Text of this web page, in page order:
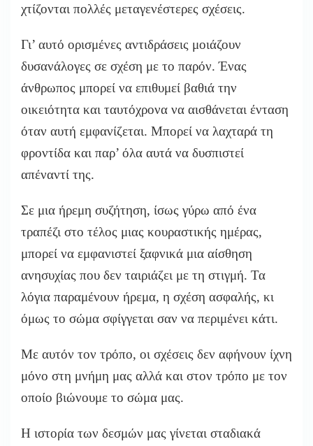
χτίζονται πολλές μεταγενέστερες σχέσεις.
Γι’ αυτό ορισμένες αντιδράσεις μοιάζουν
δυσανάλογες σε σχέση με το παρόν. Ένας
άνθρωπος μπορεί να επιθυμεί βαθιά την
οικειότητα και ταυτόχρονα να αισθάνεται ένταση
όταν αυτή εμφανίζεται. Μπορεί να λαχταρά τη
φροντίδα και παρ’ όλα αυτά να δυσπιστεί
απέναντί της.
Σε μια ήρεμη συζήτηση, ίσως γύρω από ένα
τραπέζι στο τέλος μιας κουραστικής ημέρας,
μπορεί να εμφανιστεί ξαφνικά μια αίσθηση
ανησυχίας που δεν ταιριάζει με τη στιγμή. Τα
λόγια παραμένουν ήρεμα, η σχέση ασφαλής, κι
όμως το σώμα σφίγγεται σαν να περιμένει κάτι.
Με αυτόν τον τρόπο, οι σχέσεις δεν αφήνουν ίχνη
μόνο στη μνήμη μας αλλά και στον τρόπο με τον
οποίο βιώνουμε το σώμα μας.
Η ιστορία των δεσμών μας γίνεται σταδιακά